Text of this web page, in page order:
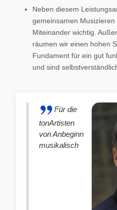
Neben diesem
gemeinsamen
Miteinander wichtig.
räumen wir einen hohen
Fundament für ein gut
und sind
Für die
tonArtisten
von Anbeginn
musikalisch